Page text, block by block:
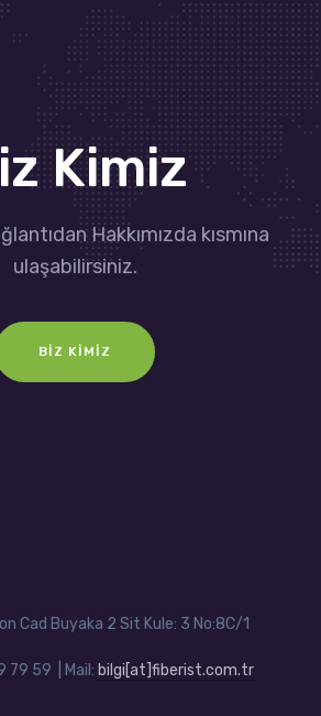
Kimiz
Hakkımızda kısmına
ulaşabilirsiniz.
BIZ KIMIZ
Cad Buyaka 2 Sit Kule: 3 No:8C/1
79 59 | Mail: bilgi[at]fiberist.com.tr